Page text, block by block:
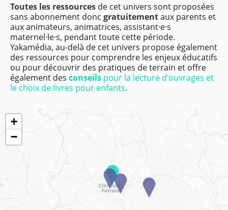
Toutes les ressources de cet univers sont proposées
sans abonnement donc gratuitementaux parents et
aux animateurs, animatrices, assistant·e·s
maternel·le·s, pendant toute cette période.
Yakamédia, au-delà de cet univers propose également
des ressources pour comprendre les enjeux éducatifs
ou pour découvrir des pratiques de terrain et offre
également des conseils pour la lecture d'ouvrages et
le choix de livres pour enfants.
+
−